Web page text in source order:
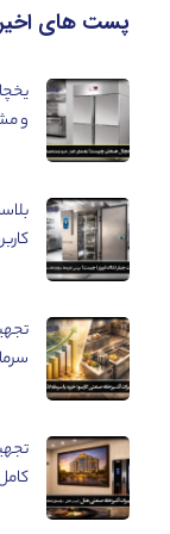
پست های
و